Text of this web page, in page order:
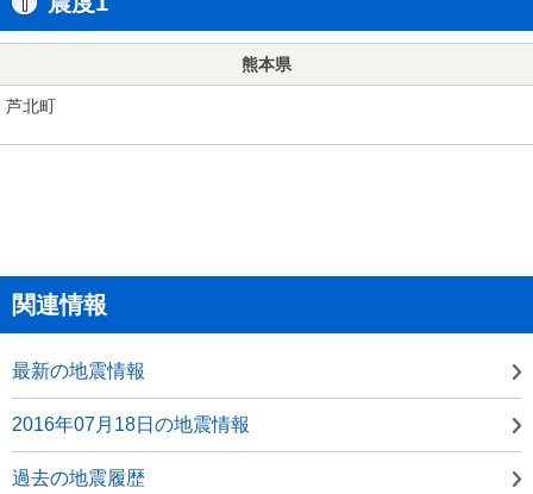
熊本県
芦北町
関連情報
最新の地震情報
2016年07月18日の地震情報
過去の地震履歴